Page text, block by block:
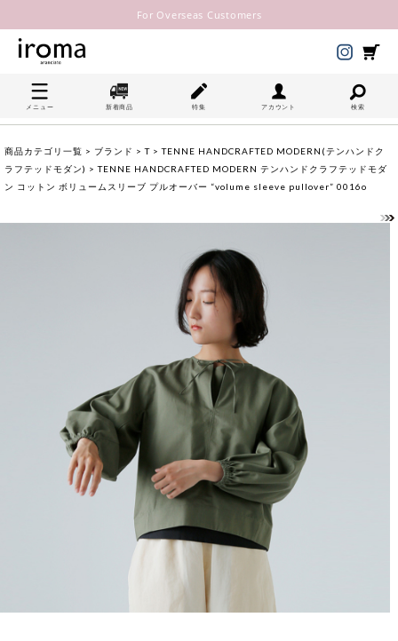
For Overseas Customers
メニュー 新着商品 特集 アカウント 検索
商品カテゴリ一覧 > ブランド >T >TENNE HANDCRAFTED MODERN(テンハンドク
ラフテッドモダン) > TENNE HANDCRAFTED MODERN テンハンドクラフテッドモダ
ン コットン ボリュームスリーブ プルオーバー “volume sleeve pullover” 0016o